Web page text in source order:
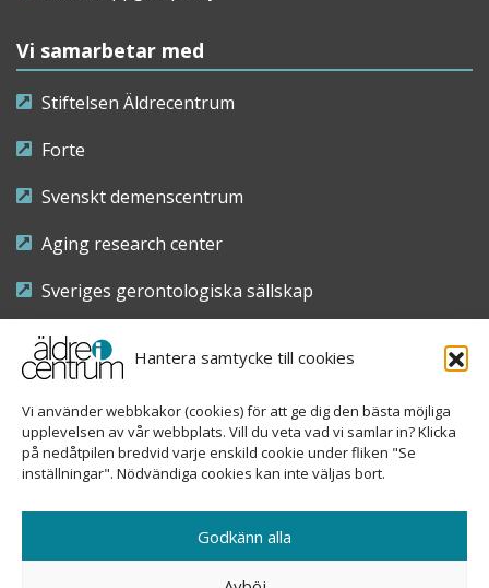
Hantera samtycke till cookies
Vi använder webbkakor (cookies) för att ge dig den bästa möjliga
upplevelsen av vår webbplats. Vill du veta vad vi samlar in? Klicka
på nedåtpilen bredvid varje enskild cookie under fliken "Se
inställningar". Nödvändiga cookies kan inte väljas bort.
Godkänn alla
Vi samarbetar med
Stiftelsen Äldrecentrum
Forte
Svenskt demenscentrum
Aging research center
Sveriges gerontologiska sällskap
Riksföreningen för sjuksköterskor inom äldre- och
demensvård
Nationellt kompetenscentrum anhöriga
Sveavägen 155, 113 46 Stockholm